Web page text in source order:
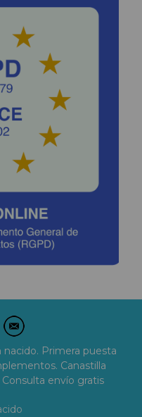
Primera puesta
Canastilla
envío gratis